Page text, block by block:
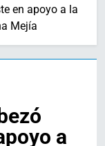
en apoyo a la
Mejía
a